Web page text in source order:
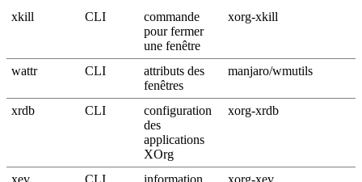
xkill CLI
commande
pour fermer
une fenêtre
xorg-xkill
wattr CLI
attributs des
fenêtres
manjaro/wmutils
xrdb CLI
configuration
des
applications
XOrg
xorg-xrdb
xev CLI
information
xorg-xev